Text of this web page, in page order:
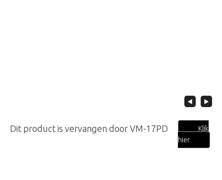
Dit product is vervangen door VM-17PD
Klik
hier